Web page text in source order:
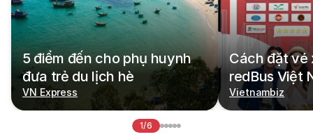
5 điểm đến cho phụ huynh
đưa trẻ du lịch hè
VN Express
Cách đặt vé
redBus Việt
Vietnambiz
1/6